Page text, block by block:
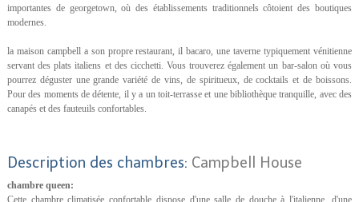
importantes de georgetown, où des établissements traditionnels côtoient des boutiques
modernes.
la maison campbell a son propre restaurant, il bacaro, une taverne typiquement vénitienne
servant des plats italiens et des cicchetti. Vous trouverez également un bar-salon où vous
pourrez déguster une grande variété de vins, de spiritueux, de cocktails et de boissons.
Pour des moments de détente, il y a un toit-terrasse et une bibliothèque tranquille, avec des
canapés et des fauteuils confortables.
Description des chambres: Campbell House
chambre queen:
Cette chambre climatisée confortable dispose d'une salle de douche à l'italienne, d'une